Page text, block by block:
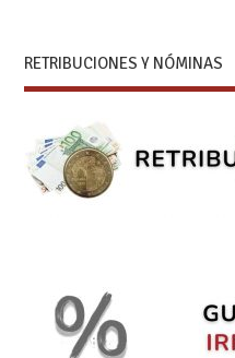
RETRIBUCIONES Y NÓMINAS